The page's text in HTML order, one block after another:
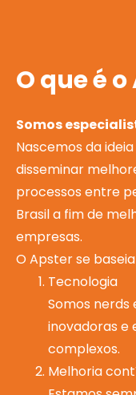
O que é
Somos
Nascemos da
disseminar
processos entre
Brasil a fim de
empresas.
O Apster se
Tecnologia
Somos nerds
inovadoras e
complexos.
Melhoria